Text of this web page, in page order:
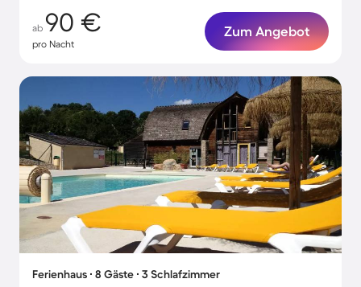
ab 90 €
pro Nacht
Zum Angebot
Ferienhaus ∙ 8 Gäste ∙ 3 Schlafzimmer